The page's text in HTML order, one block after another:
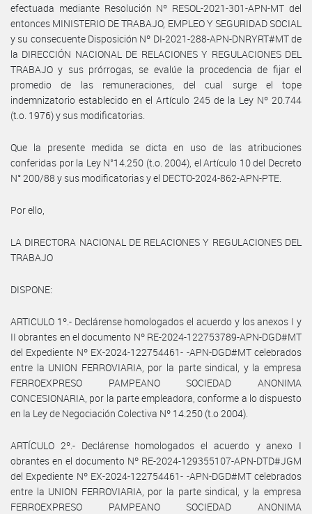
efectuada mediante Resolución Nº RESOL-2021-301-APN-MT del
entonces MINISTERIO DE TRABAJO, EMPLEO Y SEGURIDAD SOCIAL
y su consecuente Disposición Nº DI-2021-288-APN-DNRYRT#MT de
la DIRECCIÓN NACIONAL DE RELACIONES Y REGULACIONES DEL
TRABAJO y sus prórrogas, se evalúe la procedencia de fijar el
promedio de las remuneraciones, del cual surge el tope
indemnizatorio establecido en el Artículo 245 de la Ley Nº 20.744
(t.o. 1976) y sus modificatorias.
Que la presente medida se dicta en uso de las atribuciones
conferidas por la Ley N°14.250 (t.o. 2004), el Artículo 10 del Decreto
N° 200/88 y sus modificatorias y el DECTO-2024-862-APN-PTE.
Por ello,
LA DIRECTORA NACIONAL DE RELACIONES Y REGULACIONES DEL
TRABAJO
DISPONE:
ARTICULO 1º.- Declárense homologados el acuerdo y los anexos I y
II obrantes en el documento Nº RE-2024-122753789-APN-DGD#MT
del Expediente Nº EX-2024-122754461- -APN-DGD#MT celebrados
entre la UNION FERROVIARIA, por la parte sindical, y la empresa
FERROEXPRESO PAMPEANO SOCIEDAD ANONIMA
CONCESIONARIA, por la parte empleadora, conforme a lo dispuesto
en la Ley de Negociación Colectiva Nº 14.250 (t.o 2004).
ARTÍCULO 2º.- Declárense homologados el acuerdo y anexo I
obrantes en el documento Nº RE-2024-129355107-APN-DTD#JGM
del Expediente Nº EX-2024-122754461- -APN-DGD#MT celebrados
entre la UNION FERROVIARIA, por la parte sindical, y la empresa
FERROEXPRESO PAMPEANO SOCIEDAD ANONIMA